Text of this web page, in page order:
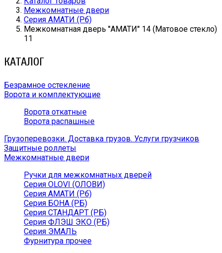
Межкомнатные двери
Серия АМАТИ (Рб)
Межкомнатная дверь ''АМАТИ'' 14 (Матовое стекло)
11
КАТАЛОГ
Безрамное остекление
Ворота и комплектующие
Ворота откатные
Ворота распашные
Грузоперевозки. Доставка грузов. Услуги грузчиков
Защитные роллеты
Межкомнатные двери
Ручки для межкомнатных дверей
Серия OLOVI (ОЛОВИ)
Серия АМАТИ (Рб)
Серия БОНА (РБ)
Серия СТАНДАРТ (РБ)
Серия ФЛЭШ ЭКО (РБ)
Серия ЭМАЛЬ
Фурнитура прочее